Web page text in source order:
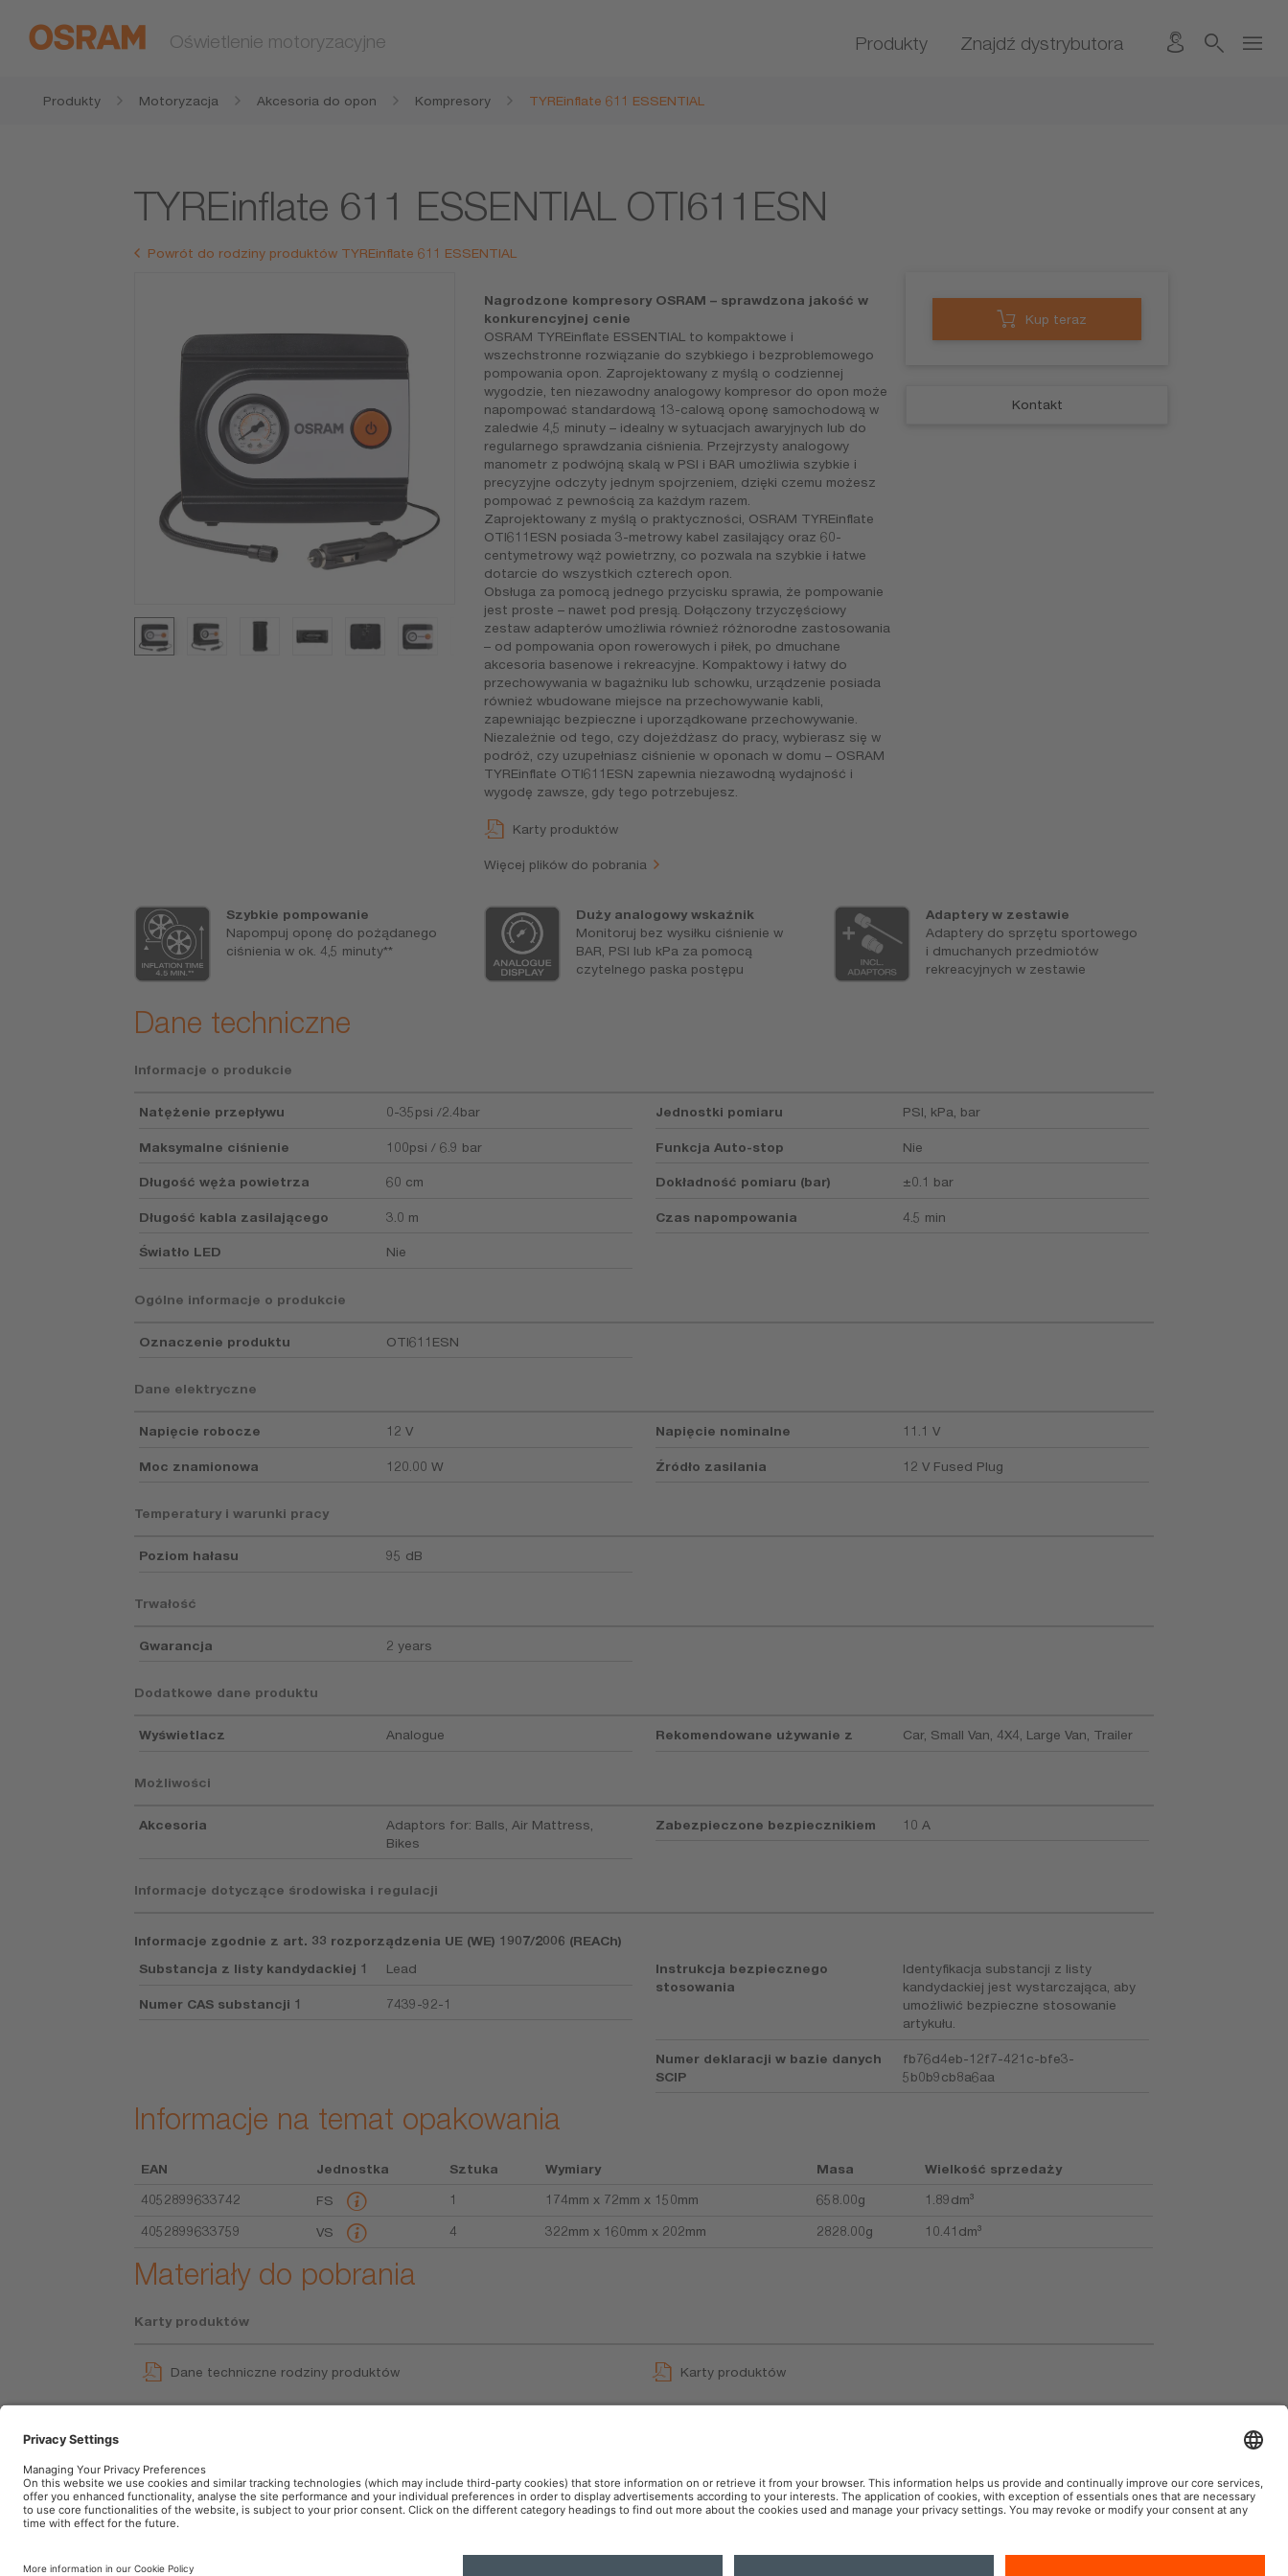
Oświetlenie motoryzacyjne Produkty Znajdź dystrybutora
Produkty Motoryzacja Akcesoria do opon Kompresory TYREinflate 611 ESSENTIAL
TYREinflate 611 ESSENTIAL OTI611ESN
Powrót do rodziny produktów TYREinflate 611 ESSENTIAL
Nagrodzone kompresory OSRAM – sprawdzona jakość w
konkurencyjnej cenie
OSRAM TYREinflate ESSENTIAL to kompaktowe i
wszechstronne rozwiązanie do szybkiego i bezproblemowego
pompowania opon. Zaprojektowany z myślą o codziennej
wygodzie, ten niezawodny analogowy kompresor do opon może
napompować standardową 13-calową oponę samochodową w
zaledwie 4,5 minuty – idealny w sytuacjach awaryjnych lub do
regularnego sprawdzania ciśnienia. Przejrzysty analogowy
manometr z podwójną skalą w PSI i BAR umożliwia szybkie i
precyzyjne odczyty jednym spojrzeniem, dzięki czemu możesz
pompować z pewnością za każdym razem.
Zaprojektowany z myślą o praktyczności, OSRAM TYREinflate
OTI611ESN posiada 3-metrowy kabel zasilający oraz 60-
centymetrowy wąż powietrzny, co pozwala na szybkie i łatwe
dotarcie do wszystkich czterech opon.
Obsługa za pomocą jednego przycisku sprawia, że pompowanie
jest proste – nawet pod presją. Dołączony trzyczęściowy
zestaw adapterów umożliwia również różnorodne zastosowania
– od pompowania opon rowerowych i piłek, po dmuchane
akcesoria basenowe i rekreacyjne. Kompaktowy i łatwy do
przechowywania w bagażniku lub schowku, urządzenie posiada
również wbudowane miejsce na przechowywanie kabli,
zapewniając bezpieczne i uporządkowane przechowywanie.
Niezależnie od tego, czy dojeżdżasz do pracy, wybierasz się w
podróż, czy uzupełniasz ciśnienie w oponach w domu – OSRAM
TYREinflate OTI611ESN zapewnia niezawodną wydajność i
wygodę zawsze, gdy tego potrzebujesz.
Karty produktów
Więcej plików do pobrania
Kup teraz
Kontakt
Szybkie pompowanie
Napompuj oponę do pożądanego
ciśnienia w ok. 4,5 minuty**
Duży analogowy wskaźnik
Monitoruj bez wysiłku ciśnienie w
BAR, PSI lub kPa za pomocą
czytelnego paska postępu
Adaptery w zestawie
Adaptery do sprzętu sportowego
i dmuchanych przedmiotów
rekreacyjnych w zestawie
Dane techniczne
Informacje o produkcie
Natężenie przepływu 0-35psi /2.4bar
Maksymalne ciśnienie 100psi / 6.9 bar
Długość węża powietrza 60 cm
Długość kabla zasilającego 3.0 m
Światło LED Nie
Jednostki pomiaru PSI, kPa, bar
Funkcja Auto-stop Nie
Dokładność pomiaru (bar) ±0.1 bar
Czas napompowania 4.5 min
Ogólne informacje o produkcie
Oznaczenie produktu OTI611ESN
Dane elektryczne
Napięcie robocze 12 V
Moc znamionowa 120.00 W
Napięcie nominalne 11.1 V
Źródło zasilania 12 V Fused Plug
Temperatury i warunki pracy
Poziom hałasu 95 dB
Trwałość
Gwarancja 2 years
Dodatkowe dane produktu
Wyświetlacz Analogue Rekomendowane używanie z Car, Small Van, 4X4, Large Van, Trailer
Możliwości
Akcesoria
Adaptors for: Balls, Air Mattress,
Bikes
Zabezpieczone bezpiecznikiem 10 A
Informacje dotyczące środowiska i regulacji
Informacje zgodnie z art. 33 rozporządzenia UE (WE) 1907/2006 (REACh)
Substancja z listy kandydackiej 1
Lead
Numer CAS substancji 1 7439-92-1
Instrukcja bezpiecznego
stosowania
Identyfikacja substancji z listy
kandydackiej jest wystarczająca, aby
umożliwić bezpieczne stosowanie
artykułu.
Numer deklaracji w bazie danych
SCIP
fb76d4eb-12f7-421c-bfe3-
5b0b9cb8a6aa
Informacje na temat opakowania
EAN Jednostka Sztuka Wymiary Masa
Wielkość sprzedaży
4052899633742
FS 1 174mm x 72mm x 150mm 658.00g 1.89dm³
4052899633759 VS 4 322mm x 160mm x 202mm 2828.00g 10.41dm³
Materiały do pobrania
Karty produktów
Dane techniczne rodziny produktów Karty produktów
OSRAM AutoMoto w mediach społecznościowych
Warunki sprzedaży
Polityka prywatności